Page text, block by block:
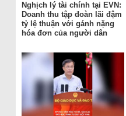
Nghịch lý tài chính tại EVN:
Doanh thu tập đoàn lãi đậm
tỷ lệ thuận với gánh nặng
hóa đơn của người dân